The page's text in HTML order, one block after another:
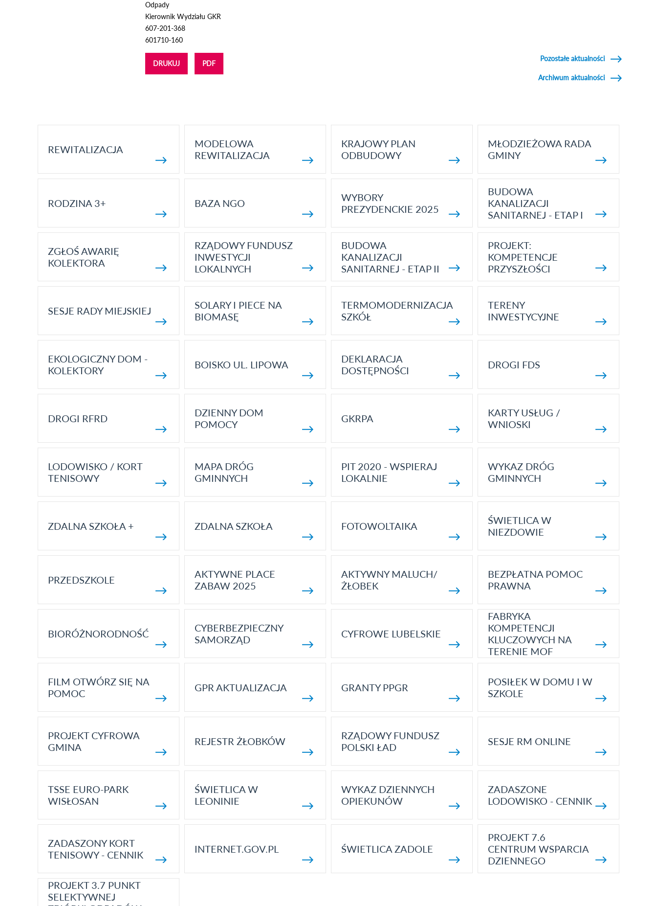
Odpady
Kierownik Wydziału GKR
607-201-368
601710-160
DRUKUJ PDF
Pozostałe aktualności
Archiwum aktualności
REWITALIZACJA
MODELOWA
REWITALIZACJA
KRAJOWY PLAN
ODBUDOWY
MŁODZIEŻOWA RADA
GMINY
RODZINA 3+ BAZA NGO
WYBORY
PREZYDENCKIE 2025
BUDOWA
KANALIZACJI
SANITARNEJ - ETAP I
ZGŁOŚ AWARIĘ
KOLEKTORA
RZĄDOWY FUNDUSZ
INWESTYCJI
LOKALNYCH
BUDOWA
KANALIZACJI
SANITARNEJ - ETAP II
PROJEKT:
KOMPETENCJE
PRZYSZŁOŚCI
SESJE RADY MIEJSKIEJ
SOLARY I PIECE NA
BIOMASĘ
TERMOMODERNIZACJA
SZKÓŁ
TERENY
INWESTYCYJNE
EKOLOGICZNY DOM -
KOLEKTORY
BOISKO UL. LIPOWA
DEKLARACJA
DOSTĘPNOŚCI
DROGI FDS
DROGI RFRD
DZIENNY DOM
POMOCY
GKRPA
KARTY USŁUG /
WNIOSKI
LODOWISKO / KORT
TENISOWY
MAPA DRÓG
GMINNYCH
PIT 2020 - WSPIERAJ
LOKALNIE
WYKAZ DRÓG
GMINNYCH
ZDALNA SZKOŁA + ZDALNA SZKOŁA FOTOWOLTAIKA
ŚWIETLICA W
NIEZDOWIE
PRZEDSZKOLE
AKTYWNE PLACE
ZABAW 2025
AKTYWNY MALUCH/
ŻŁOBEK
BEZPŁATNA POMOC
PRAWNA
BIORÓŻNORODNOŚĆ
CYBERBEZPIECZNY
SAMORZĄD
CYFROWE LUBELSKIE
FABRYKA
KOMPETENCJI
KLUCZOWYCH NA
TERENIE MOF
FILM OTWÓRZ SIĘ NA
POMOC
GPR AKTUALIZACJA GRANTY PPGR
POSIŁEK W DOMU I W
SZKOLE
PROJEKT CYFROWA
GMINA
REJESTR ŻŁOBKÓW
RZĄDOWY FUNDUSZ
POLSKI ŁAD
SESJE RM ONLINE
TSSE EURO-PARK
WISŁOSAN
ŚWIETLICA W
LEONINIE
WYKAZ DZIENNYCH
OPIEKUNÓW
ZADASZONE
LODOWISKO - CENNIK
ZADASZONY KORT
TENISOWY - CENNIK
INTERNET.GOV.PL ŚWIETLICA ZADOLE
PROJEKT 7.6
CENTRUM WSPARCIA
DZIENNEGO
PROJEKT 3.7 PUNKT
SELEKTYWNEJ